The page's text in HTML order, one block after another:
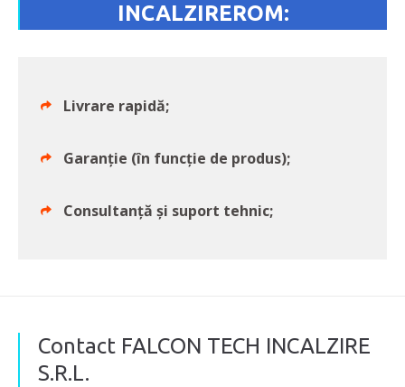
INCALZIREROM:
Livrare rapidă;
Garanție (în funcție de produs);
Consultanţă şi suport tehnic;
Contact FALCON TECH INCALZIRE
S.R.L.